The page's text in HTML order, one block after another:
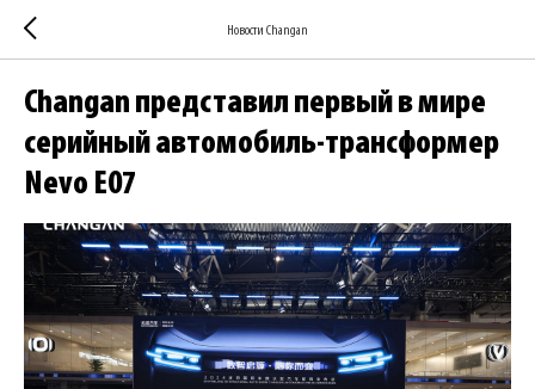
Новости Changan
Changan представил первый в мире
серийный автомобиль-трансформер
Nevo E07